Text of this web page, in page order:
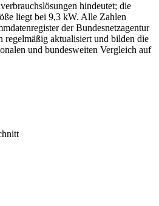
hindeutet; die
liegt bei 9,3 kW. Alle Zahlen
der Bundesnetzagentur
regelmäßig aktualisiert und bilden die
und bundesweiten Vergleich auf